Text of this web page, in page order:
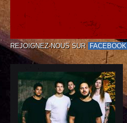
REJOIGNEZ-NOUS SUR FACEBOOK